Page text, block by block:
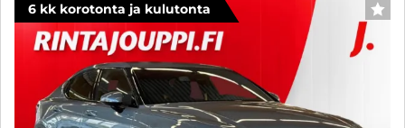
6 kk korotonta ja kulutonta